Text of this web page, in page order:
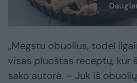
„Mėgstu obuolius, todėl
visas pluoštas receptų, kur
sako autorė. – Juk iš